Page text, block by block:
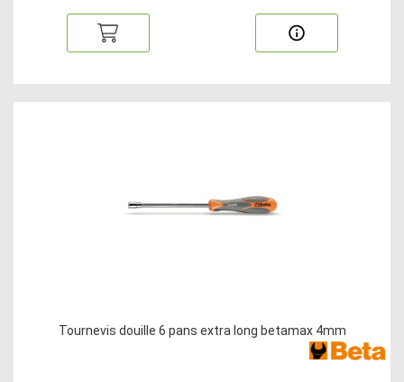
Tournevis douille 6 pans extra long betamax 4mm